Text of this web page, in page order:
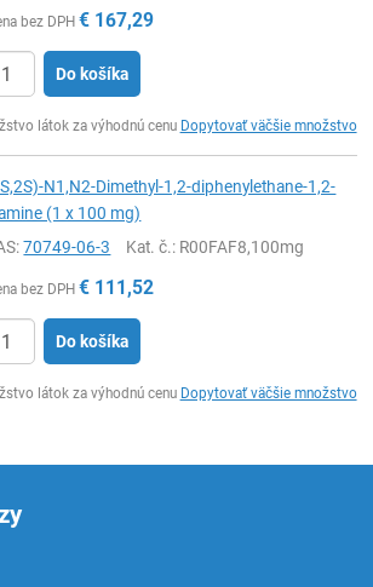
bez DPH € 167,29
Do košíka
látok za výhodnú cenu Dopytovať väčšie množstvo
N1,N2-Dimethyl-1,2-diphenylethane-1,2-
(1 x 100 mg)
70749-06-3 Kat. č.: R00FAF8,100mg
bez DPH € 111,52
Do košíka
látok za výhodnú cenu Dopytovať väčšie množstvo